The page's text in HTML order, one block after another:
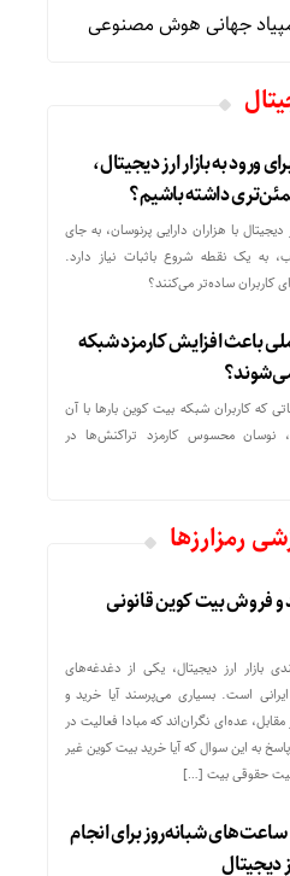
جهانی هوش مصنوعی
ورود به بازار ارز دیجیتال،
داشته باشیم؟
دیجیتال با هزاران دارایی پرنوسان، به جای
به یک نقطه شروع باثبات نیاز دارد.
کاربران ساده‌تر می‌کنند؟
باعث افزایش کارمزد شبکه
که کاربران شبکه بیت کوین بارها با آن
نوسان محسوس کارمزد تراکنش‌ها در
رمزارزها
و فروش بیت کوین قانونی
بازار ارز دیجیتال، یکی از دغدغه‌های
است. بسیاری می‌پرسند آیا خرید و
عده‌ای نگران‌اند که مبادا فعالیت در
به این سوال که آیا خرید بیت کوین غیر
حقوقی بیت‌ […]
شبانه‌روز برای انجام
دیجیتال